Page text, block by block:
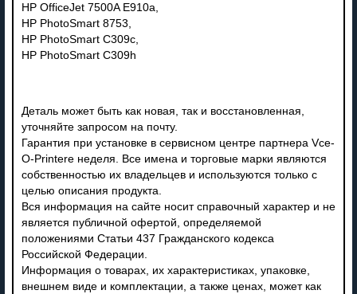
HP OfficeJet 7500A E910a,
HP PhotoSmart 8753,
HP PhotoSmart C309c,
HP PhotoSmart C309h
Деталь может быть как новая, так и восстановленная,
уточняйте запросом на почту.
Гарантия при установке в сервисном центре партнера Vce-
O-Printere неделя. Все имена и торговые марки являются
собственностью их владельцев и используются только с
целью описания продукта.
Вся информация на сайте носит справочный характер и не
является публичной офертой, определяемой
положениями Статьи 437 Гражданского кодекса
Российской Федерации.
Информация о товарах, их характеристиках, упаковке,
внешнем виде и комплектации, а также ценах, может как